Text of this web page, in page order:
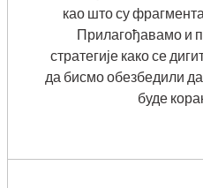
као што су
Прилагођавамо и
стратегије како се
да бисмо обезбедили
буде